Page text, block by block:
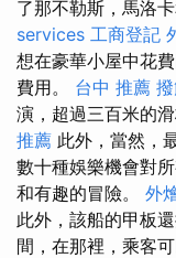
了那不勒斯，馬洛
services 工商登記
想在豪華小屋中花
費用。 台中 推薦
演，超過三百米的
推薦 此外，當然，
數十種娛樂機會對
和有趣的冒險。 外
此外，該船的甲板
間，在那裡，乘客